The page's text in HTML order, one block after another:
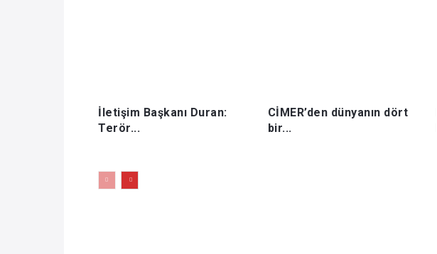
İletişim Başkanı Duran:
Terör...
CİMER’den dünyanın dört
bir...